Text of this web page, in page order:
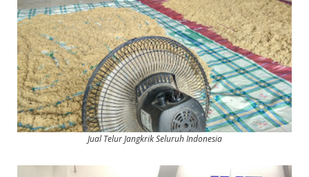
Jual Telur Jangkrik Seluruh Indonesia